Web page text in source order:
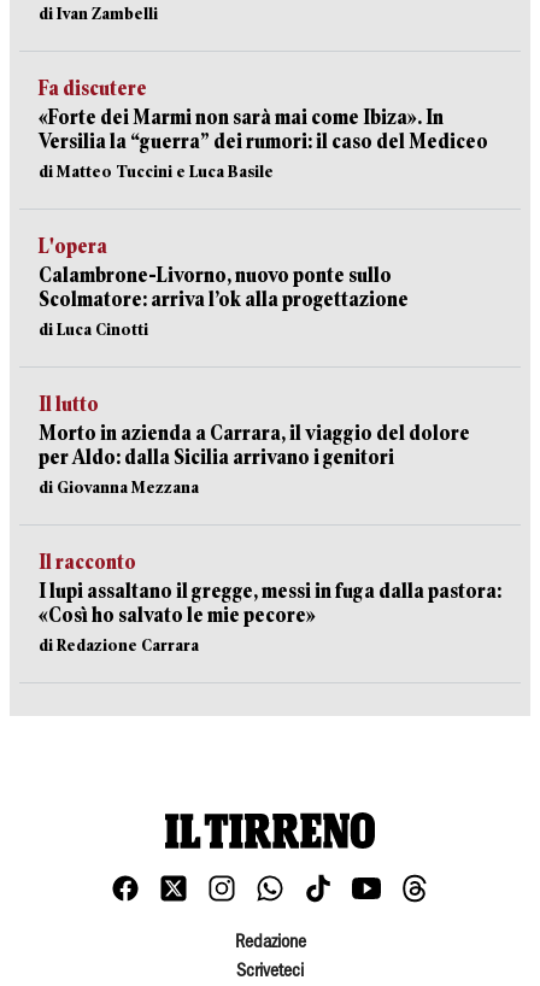
di Ivan Zambelli
Fa discutere
«Forte dei Marmi non sarà mai come Ibiza». In
Versilia la “guerra” dei rumori: il caso del Mediceo
di Matteo Tuccini e Luca Basile
L'opera
Calambrone-Livorno, nuovo ponte sullo
Scolmatore: arriva l’ok alla progettazione
di Luca Cinotti
Il lutto
Morto in azienda a Carrara, il viaggio del dolore
per Aldo: dalla Sicilia arrivano i genitori
di Giovanna Mezzana
Il racconto
I lupi assaltano il gregge, messi in fuga dalla pastora:
«Così ho salvato le mie pecore»
di Redazione Carrara
Redazione
Scriveteci